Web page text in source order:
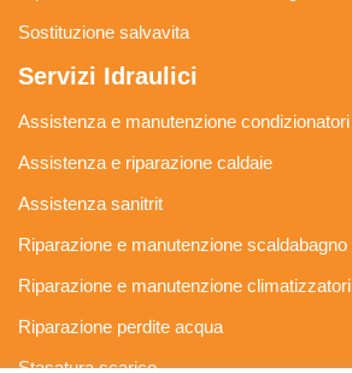
Sostituzione salvavita
Servizi Idraulici
Assistenza e manutenzione condizionatori
Assistenza e riparazione caldaie
Assistenza sanitrit
Riparazione e manutenzione scaldabagno
Riparazione e manutenzione climatizzatori
Riparazione perdite acqua
Stasatura scarico